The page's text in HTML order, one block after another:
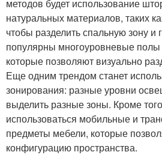
методов будет использование
натуральных материалов, таких
чтобы разделить спальную зону и
популярны многоуровневые
которые позволяют визуально
Еще одним трендом станет
зонирования: разные уровни
выделить разные зоны. Кроме
использоваться мобильные и
предметы мебели, которые
конфигурацию пространства.